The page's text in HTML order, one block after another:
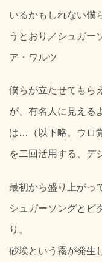
いるかもしれない僕
うとおり／シュガー
ア・ワルツ
僕らが立たせてもら
が、有名人に見える
は…（以下略。ウロ
を二回活用する、デ
最初から盛り上がっ
シュガーソングとビ
り。
砂埃という霧が発生